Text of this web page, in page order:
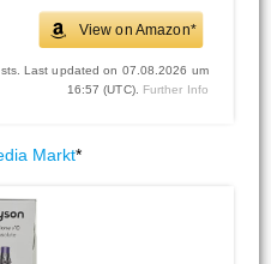
View on Amazon*
Last updated on 07.08.2026 um
16:57 (UTC). Further Info
Markt*